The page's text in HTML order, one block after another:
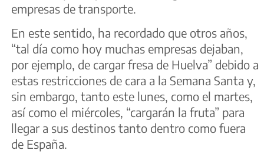
empresas de transporte.
En este sentido, ha recordado que otros años,
“tal día como hoy muchas empresas dejaban,
por ejemplo, de cargar fresa de Huelva” debido a
estas restricciones de cara a la Semana Santa y,
sin embargo, tanto este lunes, como el martes,
así como el miércoles, “cargarán la fruta” para
llegar a sus destinos tanto dentro como fuera
de España.